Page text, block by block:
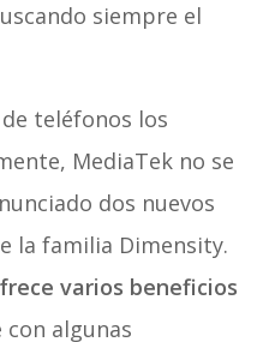
siempre el
teléfonos los
MediaTek no se
dos nuevos
la familia Dimensity.
varios beneficios
con algunas